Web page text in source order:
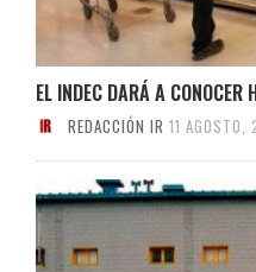
EL INDEC DARÁ A CONOCER
REDACCIÓN IR 11